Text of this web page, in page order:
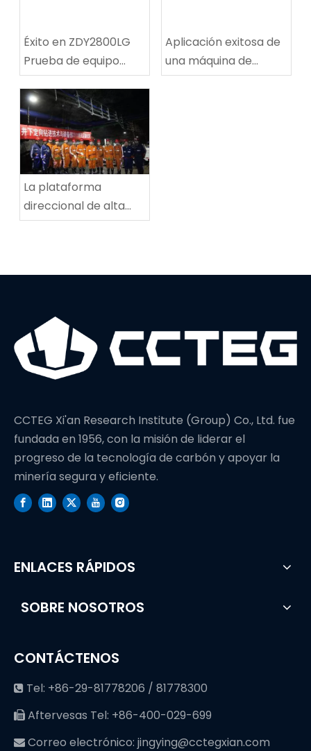
Éxito en ZDY2800LG
Prueba de equipo
técnico de
perforación espiral de
alta velocidad
Aplicación exitosa de
una máquina de
reparación de rutas
La plataforma
direccional de alta
potencia establece
CCTEG Xi'an Research Institute (Group) Co., Ltd. fue
fundada en 1956, con la misión de liderar el
progreso de la tecnología de carbón y apoyar la
minería segura y eficiente.
ENLACES RÁPIDOS
SOBRE NOSOTROS
CONTÁCTENOS
 Tel: +86-29-81778206 / 81778300
 Aftervesas Tel: +86-400-029-699
 Correo electrónico: jingying@cctegxian.com